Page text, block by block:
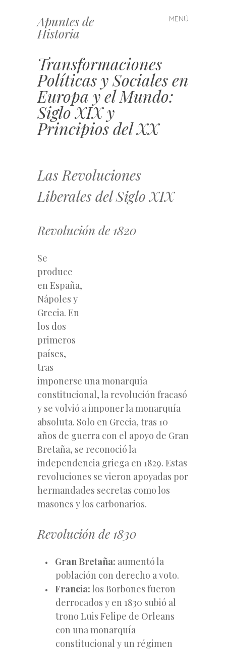
Apuntes de
Historia
MENÚ
Saltar
al
Transformaciones
Políticas y Sociales en
Europa y el Mundo:
Siglo XIX y
Principios del XX
Las Revoluciones
Liberales del Siglo XIX
Revolución de 1820
Se
produce
en España,
Nápoles y
Grecia. En
los dos
primeros
países,
tras
imponerse una monarquía
constitucional, la revolución fracasó
y se volvió a imponer la monarquía
absoluta. Solo en Grecia, tras 10
años de guerra con el apoyo de Gran
Bretaña, se reconoció la
independencia griega en 1829. Estas
revoluciones se vieron apoyadas por
hermandades secretas como los
masones y los carbonarios.
Revolución de 1830
Gran Bretaña: aumentó la
población con derecho a voto.
Francia: los Borbones fueron
derrocados y en 1830 subió al
trono Luis Felipe de Orleans
con una monarquía
constitucional y un régimen